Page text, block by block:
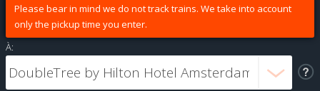
Please bear in mind we do not track trains. We take into account
only the pickup time you enter.
À: